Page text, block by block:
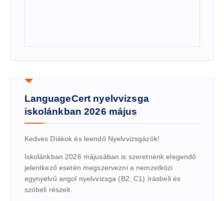
LanguageCert nyelvvizsga
iskolánkban 2026 május
Kedves Diákok és leendő Nyelvvizsgázók!
Iskolánkban 2026 májusában is szeretnénk elegendő
jelentkező esetén megszervezni a nemzetközi
egynyelvű angol nyelvvizsga (B2, C1) írásbeli és
szóbeli részeit.